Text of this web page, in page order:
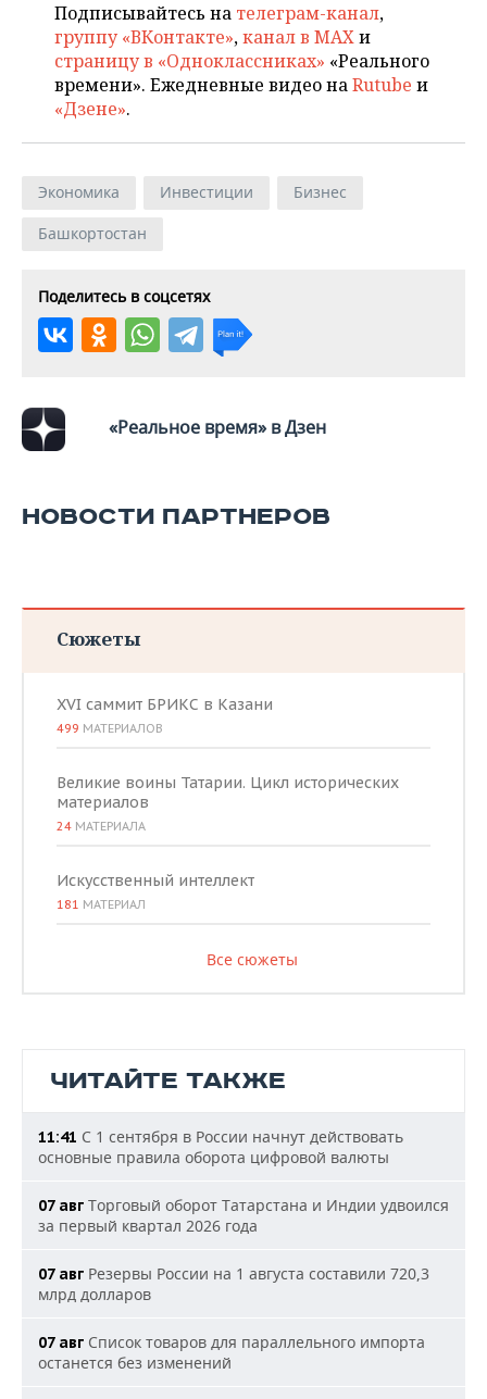
Подписывайтесь на телеграм-канал,
группу «ВКонтакте»,канал в MAXи
страницу в «Одноклассниках» «Реального
времени». Ежедневные видео наRutube и
«Дзене».
Экономика Инвестиции
Бизнес
Башкортостан
Поделитесь в соцсетях
«Реальное время» в Дзен
НОВОСТИ ПАРТНЕРОВ
Сюжеты
XVI саммит БРИКС в Казани
499 МАТЕРИАЛОВ
Великие воины Татарии. Цикл исторических
материалов
24 МАТЕРИАЛА
Искусственный интеллект
181 МАТЕРИАЛ
Все сюжеты
ЧИТАЙТЕ ТАКЖЕ
11:41 С 1 сентября в России начнут действовать
основные правила оборота цифровой валюты
07 авг Торговый оборот Татарстана и Индии удвоился
за первый квартал 2026 года
07 авг Резервы России на 1 августа составили 720,3
млрд долларов
07 авг Список товаров для параллельного импорта
останется без изменений